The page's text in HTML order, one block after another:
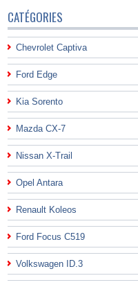
CATÉGORIES
Chevrolet Captiva
Ford Edge
Kia Sorento
Mazda CX-7
Nissan X-Trail
Opel Antara
Renault Koleos
Ford Focus C519
Volkswagen ID.3